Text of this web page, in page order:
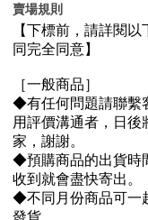
賣場規則